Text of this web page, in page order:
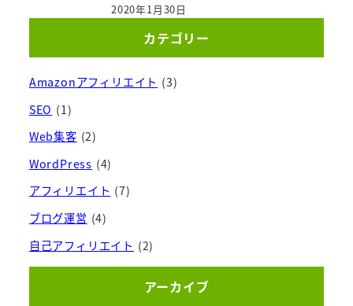
2020年1月30日
カテゴリー
Amazonアフィリエイト (3)
SEO (1)
Web集客 (2)
WordPress (4)
アフィリエイト (7)
ブログ運営 (4)
自己アフィリエイト (2)
アーカイブ